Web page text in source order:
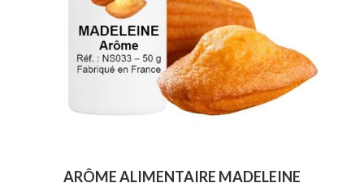
ARÔME ALIMENTAIRE MADELEINE